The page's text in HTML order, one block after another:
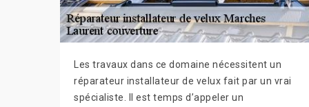
Les travaux dans ce domaine nécessitent un
réparateur installateur de velux fait par un vrai
spécialiste. Il est temps d’appeler un